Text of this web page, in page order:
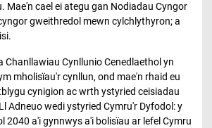
Mae'n cael ei ategu gan Nodiadau Cyngor
gweithredol mewn cylchlythyron; a
Chanllawiau Cynllunio Cenedlaethol yn
mholisïau'r cynllun, ond mae'n rhaid eu
cynigion ac wrth ystyried ceisiadau
Adneuo wedi ystyried Cymru'r Dyfodol: y
2040 a'i gynnwys a'i bolisïau ar lefel Cymru